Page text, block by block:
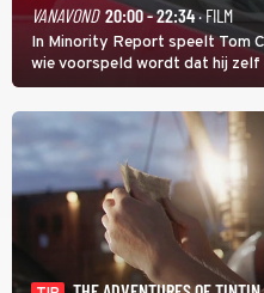
VANAVOND 20:00 - 22:34· FILM
In Minority Report speelt Tom
wie voorspeld wordt dat hij zelf